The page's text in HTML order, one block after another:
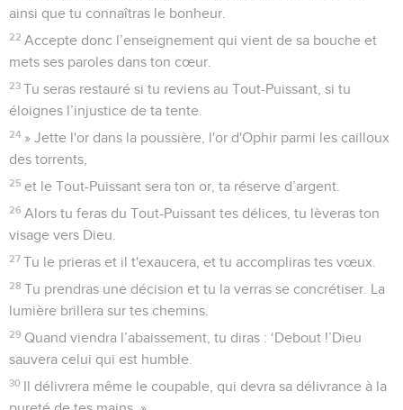
ainsi que tu connaîtras le bonheur.
22 Accepte donc l’enseignement qui vient de sa bouche et
mets ses paroles dans ton cœur.
23 Tu seras restauré si tu reviens au Tout-Puissant, si tu
éloignes l’injustice de ta tente.
24 » Jette l'or dans la poussière, l'or d'Ophir parmi les cailloux
des torrents,
25 et le Tout-Puissant sera ton or, ta réserve d’argent.
26 Alors tu feras du Tout-Puissant tes délices, tu lèveras ton
visage vers Dieu.
27 Tu le prieras et il t'exaucera, et tu accompliras tes vœux.
28 Tu prendras une décision et tu la verras se concrétiser. La
lumière brillera sur tes chemins.
29 Quand viendra l’abaissement, tu diras : ‘Debout !’Dieu
sauvera celui qui est humble.
30 Il délivrera même le coupable, qui devra sa délivrance à la